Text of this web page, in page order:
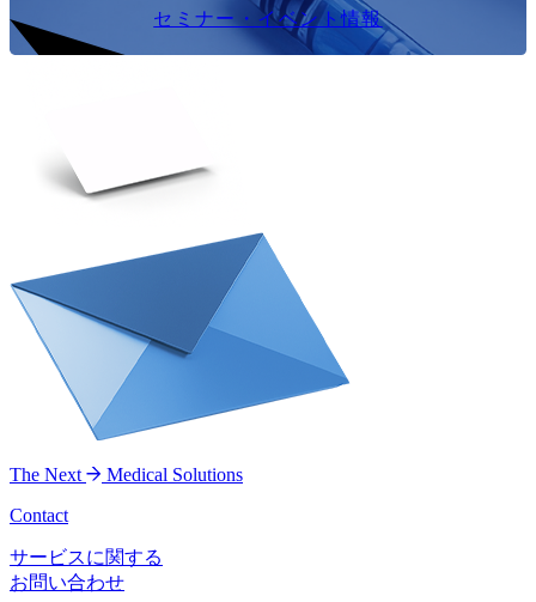
セミナー・イベント情報
The Next
Medical Solutions
Contact
サービスに関する
お問い合わせ